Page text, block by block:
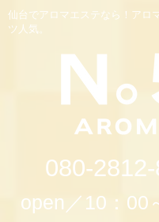
仙台でアロマエステなら！アロ
ツ人気。
080-
open／10：00